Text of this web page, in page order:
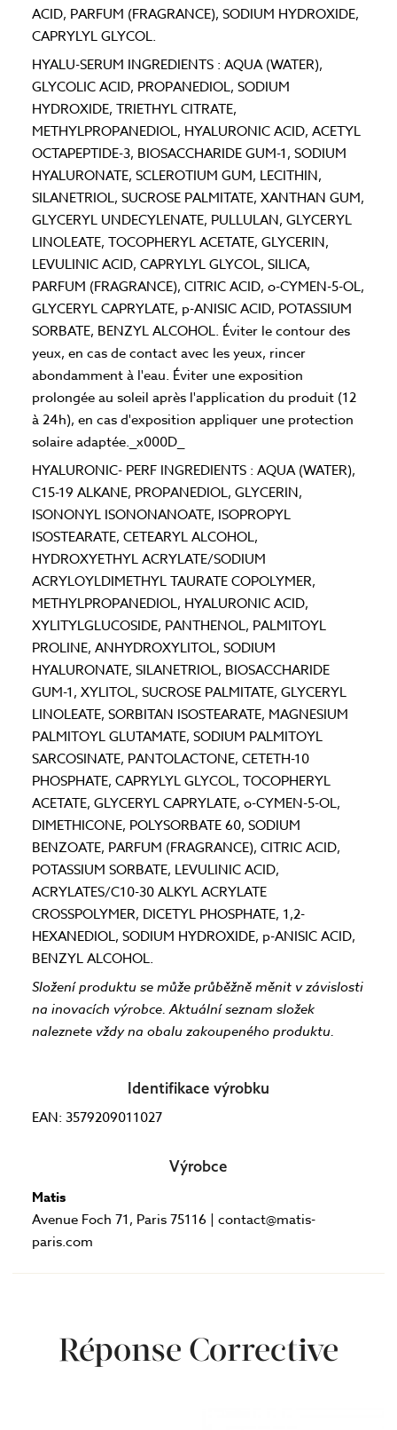
ACID, PARFUM (FRAGRANCE), SODIUM HYDROXIDE,
CAPRYLYL GLYCOL.
HYALU-SERUM INGREDIENTS : AQUA (WATER),
GLYCOLIC ACID, PROPANEDIOL, SODIUM
HYDROXIDE, TRIETHYL CITRATE,
METHYLPROPANEDIOL, HYALURONIC ACID, ACETYL
OCTAPEPTIDE-3, BIOSACCHARIDE GUM-1, SODIUM
HYALURONATE, SCLEROTIUM GUM, LECITHIN,
SILANETRIOL, SUCROSE PALMITATE, XANTHAN GUM,
GLYCERYL UNDECYLENATE, PULLULAN, GLYCERYL
LINOLEATE, TOCOPHERYL ACETATE, GLYCERIN,
LEVULINIC ACID, CAPRYLYL GLYCOL, SILICA,
PARFUM (FRAGRANCE), CITRIC ACID, o-CYMEN-5-OL,
GLYCERYL CAPRYLATE, p-ANISIC ACID, POTASSIUM
SORBATE, BENZYL ALCOHOL. Éviter le contour des
yeux, en cas de contact avec les yeux, rincer
abondamment à l'eau. Éviter une exposition
prolongée au soleil après l'application du produit (12
à 24h), en cas d'exposition appliquer une protection
solaire adaptée._x000D_
HYALURONIC- PERF INGREDIENTS : AQUA (WATER),
C15-19 ALKANE, PROPANEDIOL, GLYCERIN,
ISONONYL ISONONANOATE, ISOPROPYL
ISOSTEARATE, CETEARYL ALCOHOL,
HYDROXYETHYL ACRYLATE/SODIUM
ACRYLOYLDIMETHYL TAURATE COPOLYMER,
METHYLPROPANEDIOL, HYALURONIC ACID,
XYLITYLGLUCOSIDE, PANTHENOL, PALMITOYL
PROLINE, ANHYDROXYLITOL, SODIUM
HYALURONATE, SILANETRIOL, BIOSACCHARIDE
GUM-1, XYLITOL, SUCROSE PALMITATE, GLYCERYL
LINOLEATE, SORBITAN ISOSTEARATE, MAGNESIUM
PALMITOYL GLUTAMATE, SODIUM PALMITOYL
SARCOSINATE, PANTOLACTONE, CETETH-10
PHOSPHATE, CAPRYLYL GLYCOL, TOCOPHERYL
ACETATE, GLYCERYL CAPRYLATE, o-CYMEN-5-OL,
DIMETHICONE, POLYSORBATE 60, SODIUM
BENZOATE, PARFUM (FRAGRANCE), CITRIC ACID,
POTASSIUM SORBATE, LEVULINIC ACID,
ACRYLATES/C10-30 ALKYL ACRYLATE
CROSSPOLYMER, DICETYL PHOSPHATE, 1,2-
HEXANEDIOL, SODIUM HYDROXIDE, p-ANISIC ACID,
BENZYL ALCOHOL.
Složení produktu se může průběžně měnit v závislosti
na inovacích výrobce. Aktuální seznam složek
naleznete vždy na obalu zakoupeného produktu.
Identifikace výrobku
EAN: 3579209011027
Výrobce
Matis
Avenue Foch 71, Paris 75116 | contact@matis-
paris.com
Réponse Corrective